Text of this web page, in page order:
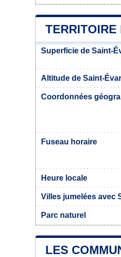
TERRITOIRE
Superficie de Saint-
Altitude de Saint-
Coordonnées
Fuseau horaire
Heure locale
Villes jumelées avec
Parc naturel
LES